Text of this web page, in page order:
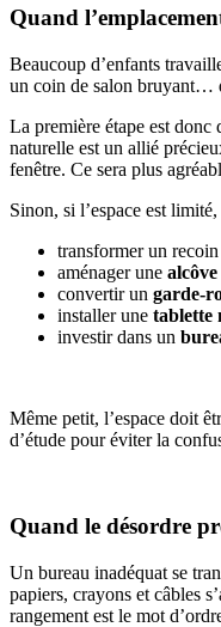
Quand
Beaucoup d’enfants
un coin de salon bruyant…
La première étape est
naturelle est un allié
fenêtre. Ce sera plus
Sinon, si l’espace est
transformer un recoin
aménager une alcôve
convertir un garde-
installer une tablette
investir dans un
Même petit, l’espace doit
d’étude pour éviter la
Quand le désordre
Un bureau inadéquat se
papiers, crayons et câbles
rangement est le mot